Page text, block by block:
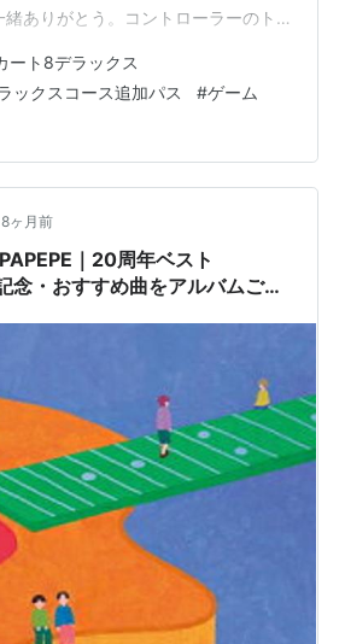
ありがとう。コントローラーのト
みです!!✨）また8DXでも走ろうね
とにゃー!! 今日はお正月の三が日に
持ってきました✨ 2人ともワールド
ったみたいなので、告知方法を見直
手間おかけしてごめんね🥺 …
ート8デラックス
ックスコース追加パス #ゲーム
8ヶ月前
｜20周年ベスト
念・おすすめ曲をアルバムごと